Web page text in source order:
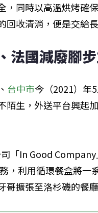
，同時以高溫烘烤確
收清消，便是交給
法國減廢腳
、 台中市今（2021）年
陌生，外送平台興起
「In Good
，利用循環餐盒將
擴張至洛杉磯的餐